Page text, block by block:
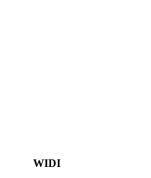
WIDI